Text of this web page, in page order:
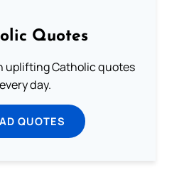
Quotes
uplifting Catholic quotes
every day.
QUOTES